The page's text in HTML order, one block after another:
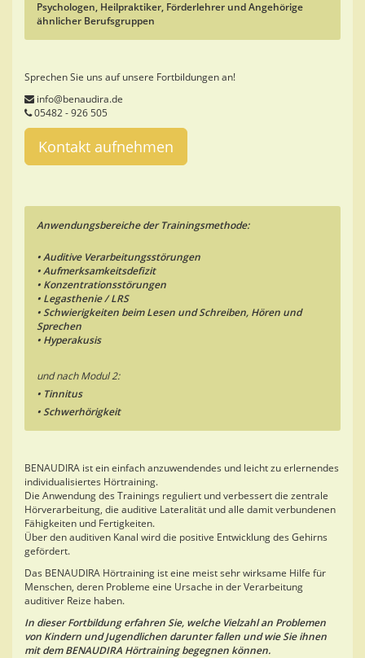
Psychologen, Heilpraktiker, Förderlehrer und Angehörige
ähnlicher Berufsgruppen
Sprechen Sie uns auf unsere Fortbildungen an!
info@benaudira.de
05482 - 926 505
Kontakt aufnehmen
Anwendungsbereiche der Trainingsmethode:
• Auditive Verarbeitungsstörungen
• Aufmerksamkeitsdefizit
• Konzentrationsstörungen
• Legasthenie / LRS
• Schwierigkeiten beim Lesen und Schreiben, Hören und
Sprechen
• Hyperakusis
und nach Modul 2:
• Tinnitus
• Schwerhörigkeit
BENAUDIRA ist ein einfach anzuwendendes und leicht zu erlernendes
individualisiertes Hörtraining.
Die Anwendung des Trainings reguliert und verbessert die zentrale
Hörverarbeitung, die auditive Lateralität und alle damit verbundenen
Fähigkeiten und Fertigkeiten.
Über den auditiven Kanal wird die positive Entwicklung des Gehirns
gefördert.
Das BENAUDIRA Hörtraining ist eine meist sehr wirksame Hilfe für
Menschen, deren Probleme eine Ursache in der Verarbeitung
auditiver Reize haben.
In dieser Fortbildung erfahren Sie, welche Vielzahl an Problemen
von Kindern und Jugendlichen darunter fallen und wie Sie ihnen
mit dem BENAUDIRA Hörtraining begegnen können.